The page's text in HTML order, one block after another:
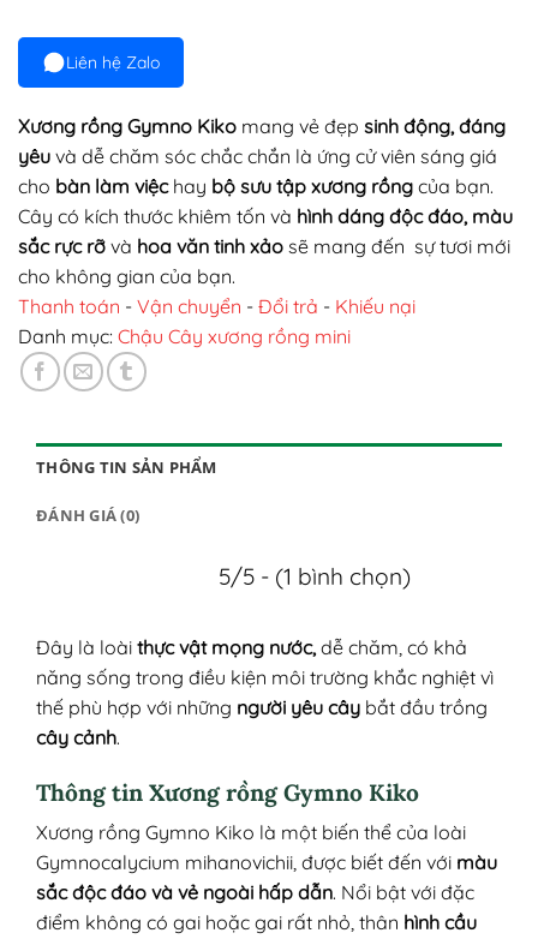
Liên hệ Zalo
Xương rồng Gymno Kiko mang vẻ đẹp sinh động, đáng
yêu và dễ chăm sóc chắc chắn là ứng cử viên sáng giá
cho bàn làm việc hay bộ sưu tập xương rồng của bạn.
Cây có kích thước khiêm tốn và hình dáng độc đáo, màu
sắc rực rỡ và hoa văn tinh xảo sẽ mang đến sự tươi mới
cho không gian của bạn.
Thanh toán - Vận chuyển - Đổi trả - Khiếu nại
Danh mục: Chậu Cây xương rồng mini
THÔNG TIN SẢN PHẨM
ĐÁNH GIÁ (0)
5/5 - (1 bình chọn)
Đây là loài thực vật mọng nước, dễ chăm, có khả
năng sống trong điều kiện môi trường khắc nghiệt vì
thế phù hợp với những người yêu cây bắt đầu trồng
cây cảnh.
Thông tin Xương rồng Gymno Kiko
Xương rồng Gymno Kiko là một biến thể của loài
Gymnocalycium mihanovichii, được biết đến với màu
sắc độc đáo và vẻ ngoài hấp dẫn. Nổi bật với đặc
điểm không có gai hoặc gai rất nhỏ, thân hình cầu